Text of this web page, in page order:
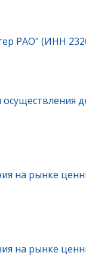
РАО" (ИНН
на рынке
на рынке